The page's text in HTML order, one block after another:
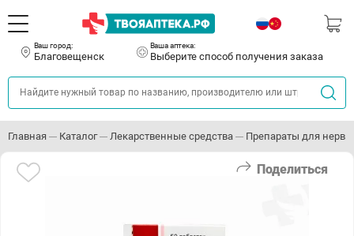
Ваш город:
Благовещенск
Ваша аптека:
Выберите способ получения заказа
Главная Каталог Лекарственные средства Препараты для
Поделиться